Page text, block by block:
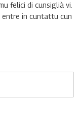
felici di cunsiglià vi.
entre in cuntattu cun